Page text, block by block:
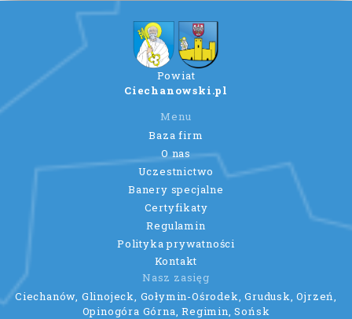
Powiat
Ciechanowski.pl
Menu
Baza firm
O nas
Uczestnictwo
Banery specjalne
Certyfikaty
Regulamin
Polityka prywatności
Kontakt
Nasz zasięg
Ciechanów, Glinojeck, Gołymin-Ośrodek, Grudusk, Ojrzeń,
Opinogóra Górna, Regimin, Sońsk